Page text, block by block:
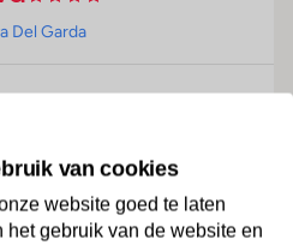
Del Garda
een strand, centraal in
aan de receptie is graag bij
van cookies
website goed te laten
gebruik van de website en